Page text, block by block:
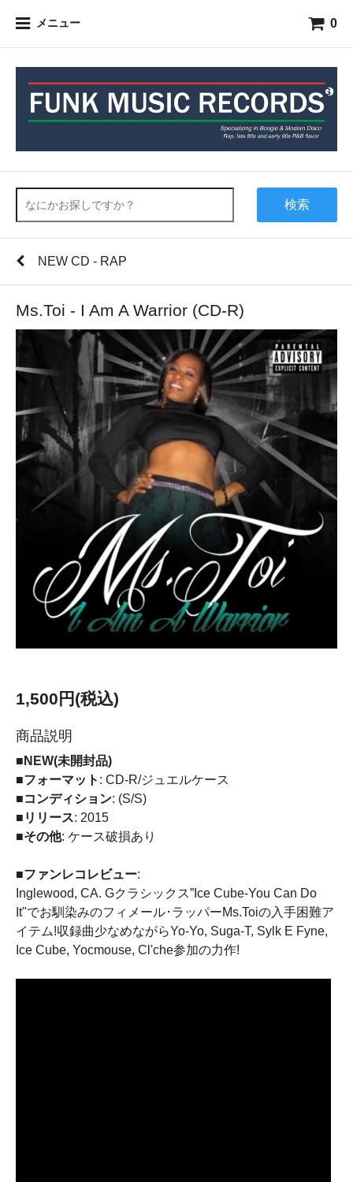
メニュー 0
検索
NEW CD - RAP
Ms.Toi - I Am A Warrior (CD-R)
1,500円(税込)
商品説明
■NEW(未開封品)
■フォーマット : CD-R/ジュエルケース
■コンディション: (S/S)
■リリース: 2015
■その他: ケース破損あり
■ファンレコレビュー:
Inglewood, CA. Gクラシックス”Ice Cube-You Can Do
It"でお馴染みのフィメール･ラッパーMs.Toiの入手困難ア
イテム!収録曲少なめながらYo-Yo, Suga-T, Sylk E Fyne,
Ice Cube, Yocmouse, Cl'che参加の力作!